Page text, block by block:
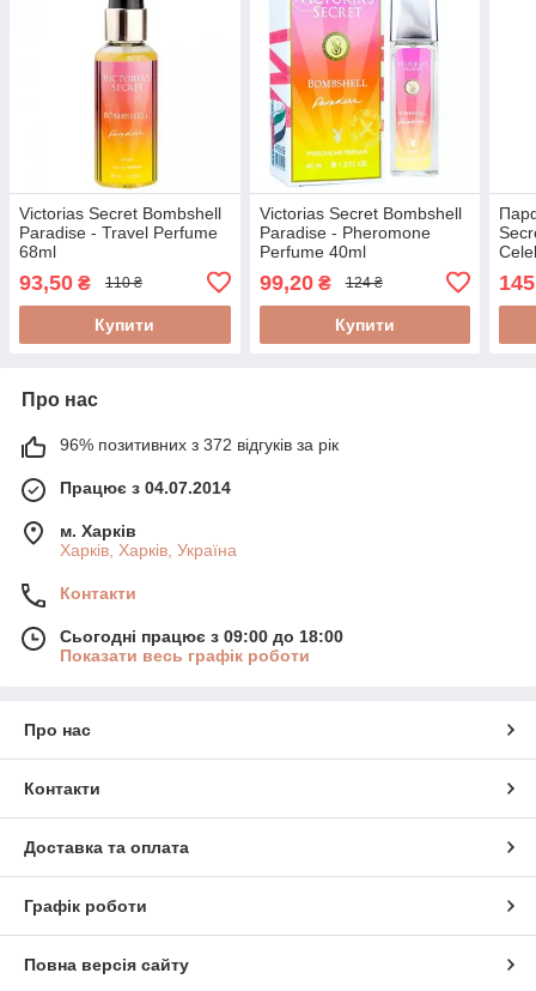
Victorias Secret Bombshell
Paradise - Travel Perfume
68ml
93,50 ₴ 110 ₴
Купити
Victorias Secret Bombshell
Paradise - Pheromone
Perfume 40ml
99,20₴ 124 ₴
Купити
Про нас
96% позитивних з 372 відгуків за рік
Працює з 04.07.2014
м. Харків
Харків, Харків, Україна
Контакти
Сьогодні працює з 09:00 до 18:00
Показати весь графік роботи
Про нас
Контакти
Доставка та оплата
Графік роботи
Повна версія сайту